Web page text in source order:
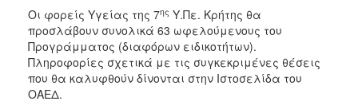
Οι φορείς Υγείας της 7ης Υ.Πε. Κρήτης θα
προσλάβουν συνολικά 63 ωφελούμενους του
Προγράμματος (διαφόρων ειδικοτήτων).
Πληροφορίες σχετικά με τις συγκεκριμένες θέσεις
που θα καλυφθούν δίνονται στην Ιστοσελίδα του
ΟΑΕΔ.